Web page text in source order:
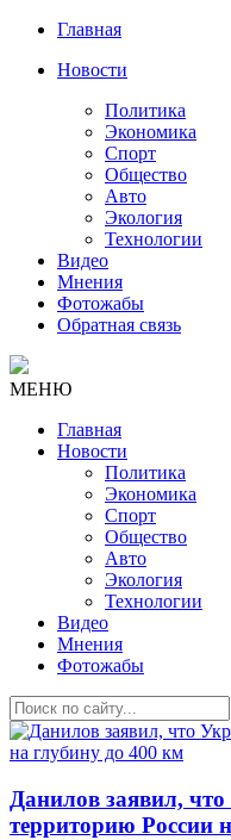
Главная
Новости
Политика
Экономика
Спорт
Общество
Авто
Экология
Технологии
Видео
Мнения
Фотожабы
Обратная связь
МЕНЮ
Главная
Новости
Политика
Экономика
Спорт
Общество
Авто
Экология
Технологии
Видео
Мнения
Фотожабы
Данилов заявил,
территорию России